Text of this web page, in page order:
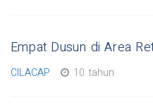
Empat Dusun di Area
CILACAP 10 tahun